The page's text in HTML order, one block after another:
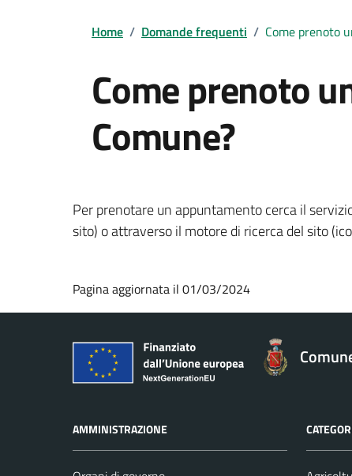
Home / Domande frequenti / Come prenoto
Come prenoto
Comune?
Per prenotare un appuntamento cerca il
sito) o attraverso il motore di ricerca del sito
Pagina aggiornata il 01/03/2024
AMMINISTRAZIONE